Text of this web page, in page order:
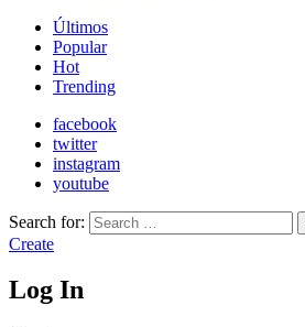
Últimos
Popular
Hot
Trending
facebook
twitter
instagram
youtube
Search for:
Create
Log In